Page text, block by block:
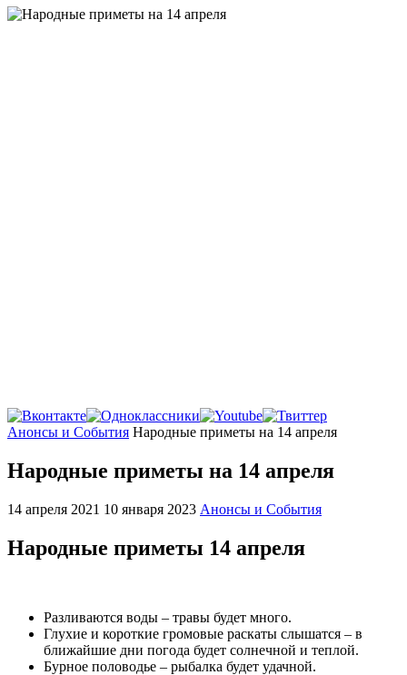
Главная
Анонсы и События Народные приметы на 14 апреля
Народные приметы на 14 апреля
14 апреля 2021 10 января 2023 Анонсы и События
Народные приметы 14 апреля
Разливаются воды – травы будет много.
Глухие и короткие громовые раскаты слышатся – в
ближайшие дни погода будет солнечной и теплой.
Бурное половодье – рыбалка будет удачной.